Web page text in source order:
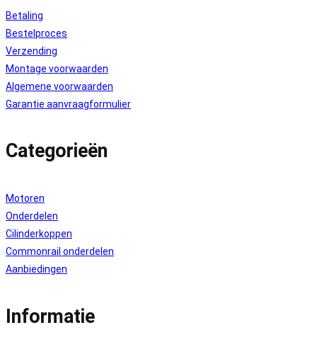
Betaling
Bestelproces
Verzending
Montage voorwaarden
Algemene voorwaarden
Garantie aanvraagformulier
Categorieën
Motoren
Onderdelen
Cilinderkoppen
Commonrail onderdelen
Aanbiedingen
Informatie